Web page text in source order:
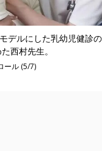
デルにした乳幼児健診
西村先生。
ール (5/7)